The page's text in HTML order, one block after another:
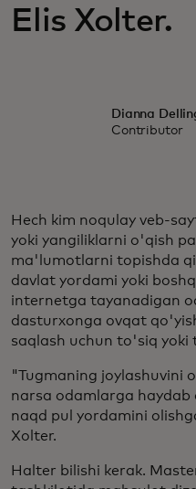
Elis Xolter.
Dianna
Contributor
Hech kim noqulay veb-
yoki yangiliklarni o'qish
ma'lumotlarni topishda
davlat yordami yoki
internetga tayanadigan
dasturxonga ovqat
saqlash uchun to'siq
"Tugmaning joylashuvini
narsa odamlarga haydab
naqd pul yordamini
Xolter.
Halter bilishi kerak.